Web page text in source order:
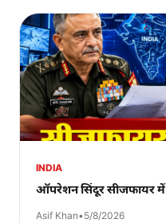
INDIA
ऑपरेशन सिंदूर सीजफायर में
Asif Khan•5/8/2026